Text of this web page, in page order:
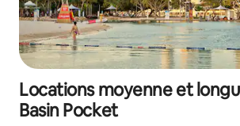
Locations moyenne et
Basin Pocket